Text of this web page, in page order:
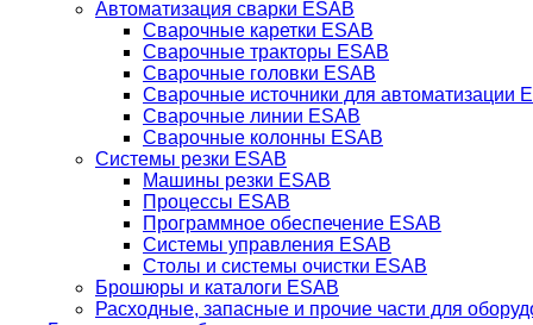
Автоматизация сварки ESAB
Сварочные каретки ESAB
Сварочные тракторы ESAB
Сварочные головки ESAB
Сварочные источники для автоматизации
Сварочные линии ESAB
Сварочные колонны ESAB
Системы резки ESAB
Машины резки ESAB
Процессы ESAB
Программное обеспечение ESAB
Системы управления ESAB
Столы и системы очистки ESAB
Брошюры и каталоги ESAB
Расходные, запасные и прочие части для